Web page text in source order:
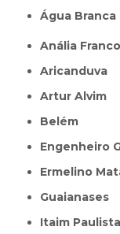
Água Branca
Anália Franco
Aricanduva
Artur Alvim
Belém
Engenheiro
Ermelino
Guaianases
Itaim Paulista